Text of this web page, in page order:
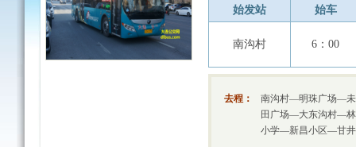
始发站 始车
南沟村 6：00
去程：
南沟村—明珠广场—
田广场—大东沟村—
小学—新昌小区—甘